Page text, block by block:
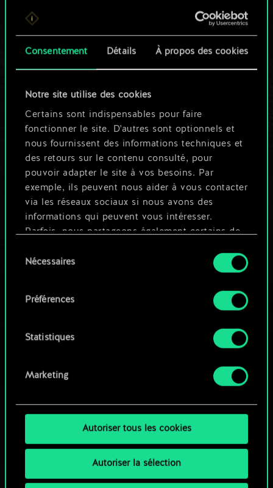
Consentement Détails À propos des cookies
Notre site utilise des cookies
Certains sont indispensables pour faire
fonctionner le site. D'autres sont optionnels et
nous fournissent des informations techniques et
des retours sur le contenu consulté, pour
pouvoir adapter le site à vos besoins. Par
exemple, ils peuvent nous aider à vous contacter
via les réseaux sociaux si nous avons des
informations qui peuvent vous intéresser.
Parfois, nous partageons également certains de
ces cookies optionnels ne seront appliqués
Vous pouvez consulter tous les détails sur notre
préférences dans le menu "Paramètres" ci-
duNécessaires
Préférences
Statistiques
Marketing
Autoriser tous les cookies
Autoriser la sélection
Pour l'instant, ce
n'est qu'un jeu de
cartes partagé.
Mais cela peut être
tellement plus !
Nommer ce jeu et créer un guide